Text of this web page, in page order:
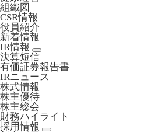
組織図
CSR情報
役員紹介
新着情報
IR情報
決算短信
有価証券報告書
IRニュース
株式情報
株主優待
株主総会
財務ハイライト
採用情報